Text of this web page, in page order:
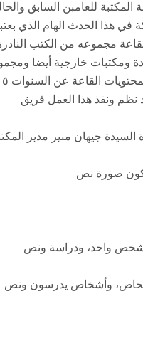
المكتبة للعامبن السابق
في هذا الحدث الهام الذي
مجموعه من الكتب النادرة
ومكتبات خارجية أيضا
نظم ونفذ هذا العمل فريق
جيهان منير مدير